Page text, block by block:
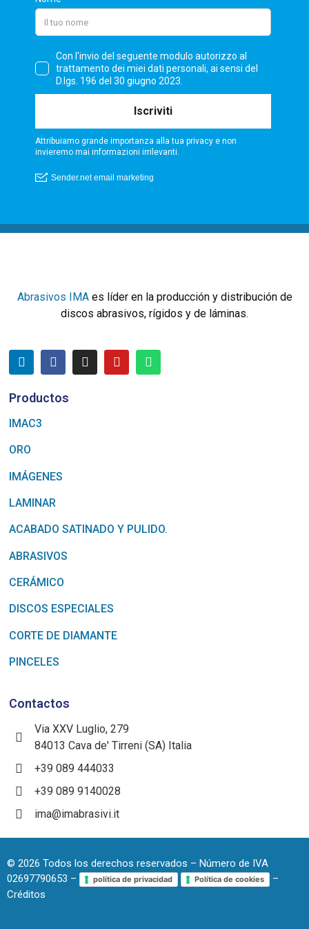
Abrasivos IMAes líder en la producción y distribución de
discos abrasivos, rígidos y de láminas.
Productos
IMAC3
ORO
IMÁGENES
LAMINAR
ACABADO SATINADO Y PULIDO.
ABRASIVOS
CERÁMICO
DISCOS ESPECIALES
CORTE DE DIAMANTE
PINCELES
Contactos
Via XXV Luglio, 279
84013 Cava de' Tirreni (SA) Italia
+39 089 444033
+39 089 9140028
ima@imabrasivi.it
© 2026 Todos los derechos reservados – Número de IVA
02697790653 –
política de privacidad Política de cookies
–
Créditos